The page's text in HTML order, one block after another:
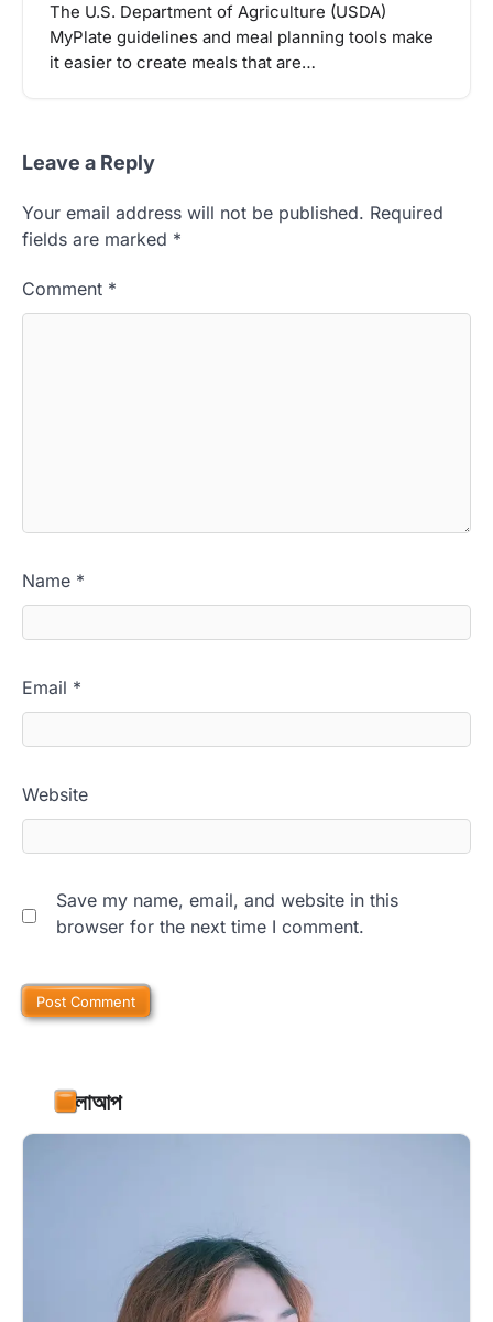
The U.S. Department of Agriculture (USDA)
MyPlate guidelines and meal planning tools make
it easier to create meals that are…
Leave a Reply
Your email address will not be published. Required
fields are marked *
Comment *
Name *
Email *
Website
Save my name, email, and website in this
browser for the next time I comment.
ফলোআপ